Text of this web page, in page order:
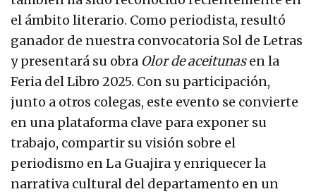
el ámbito literario. Como periodista, resultó
ganador de nuestra convocatoria Sol de Letras
y presentará su obra Olor de aceitunasen la
Feria del Libro 2025. Con su participación,
junto a otros colegas, este evento se convierte
en una plataforma clave para exponer su
trabajo, compartir su visión sobre el
periodismo en La Guajira y enriquecer la
narrativa cultural del departamento en un